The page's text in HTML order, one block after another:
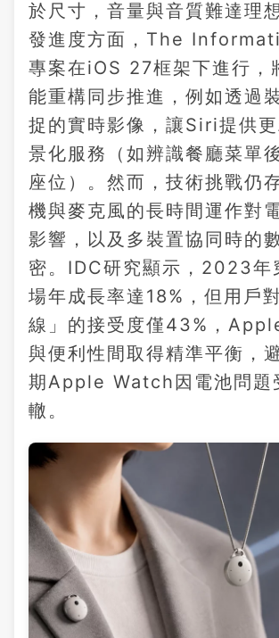
於尺寸，音量與音質難達理
發進度方面，The
專案在iOS 27框架下進行，
能重構同步推進，例如透過
捉的實時影像，讓Siri提供
景化服務（如辨識餐廳菜單
座位）。然而，技術挑戰仍
機與麥克風的長時間運作對
影響，以及多裝置協同時的
密。IDC研究顯示，2023年
場年成長率達18%，但用戶
線」的接受度僅43%，
與便利性間取得精準平衡，
期Apple Watch因電池問題
轍。